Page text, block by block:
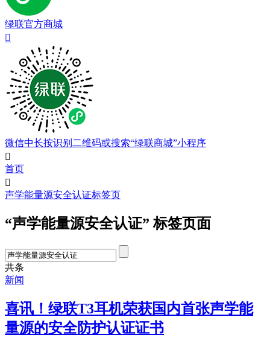
绿联官方商城

微信中长按识别二维码或搜索“绿联商城”小程序

首页

声学能量源安全认证标签页
“声学能量源安全认证” 标签页面
共条
新闻
喜讯！绿联T3耳机荣获国内首张声学能
量源的安全防护认证证书